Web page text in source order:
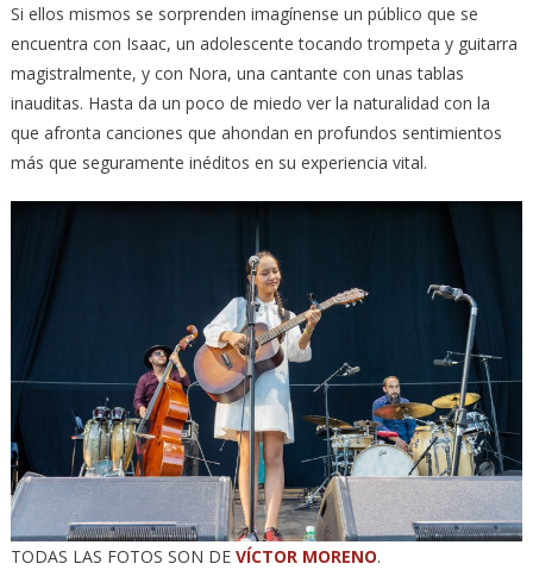
Si ellos mismos se sorprenden imagínense un público que se
encuentra con Isaac, un adolescente tocando trompeta y guitarra
magistralmente, y con Nora, una cantante con unas tablas
inauditas. Hasta da un poco de miedo ver la naturalidad con la
que afronta canciones que ahondan en profundos sentimientos
más que seguramente inéditos en su experiencia vital.
TODAS LAS FOTOS SON DE VÍCTOR MORENO.